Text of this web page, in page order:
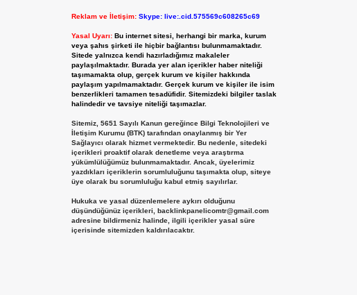
Reklam ve İletişim: Skype: live:.cid.575569c608265c69
Yasal Uyarı: Bu internet sitesi, herhangi bir marka, kurum
veya şahıs şirketi ile hiçbir bağlantısı bulunmamaktadır.
Sitede yalnızca kendi hazırladığımız makaleler
paylaşılmaktadır. Burada yer alan içerikler haber niteliği
taşımamakta olup, gerçek kurum ve kişiler hakkında
paylaşım yapılmamaktadır. Gerçek kurum ve kişiler ile isim
benzerlikleri tamamen tesadüfidir. Sitemizdeki bilgiler taslak
halindedir ve tavsiye niteliği taşımazlar.
Sitemiz, 5651 Sayılı Kanun gereğince Bilgi Teknolojileri ve
İletişim Kurumu (BTK) tarafından onaylanmış bir Yer
Sağlayıcı olarak hizmet vermektedir. Bu nedenle, sitedeki
içerikleri proaktif olarak denetleme veya araştırma
yükümlülüğümüz bulunmamaktadır. Ancak, üyelerimiz
yazdıkları içeriklerin sorumluluğunu taşımakta olup, siteye
üye olarak bu sorumluluğu kabul etmiş sayılırlar.
Hukuka ve yasal düzenlemelere aykırı olduğunu
düşündüğünüz içerikleri, backlinkpanelicomtr@gmail.com
adresine bildirmeniz halinde, ilgili içerikler yasal süre
içerisinde sitemizden kaldırılacaktır.